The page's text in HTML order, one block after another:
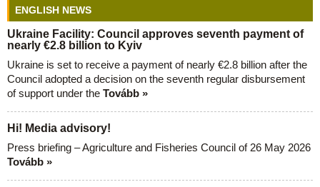
ENGLISH NEWS
Ukraine Facility: Council approves seventh payment of
nearly €2.8 billion to Kyiv
Ukraine is set to receive a payment of nearly €2.8 billion after the
Council adopted a decision on the seventh regular disbursement
of support under the Tovább »
Hi! Media advisory!
Press briefing – Agriculture and Fisheries Council of 26 May 2026
Tovább »